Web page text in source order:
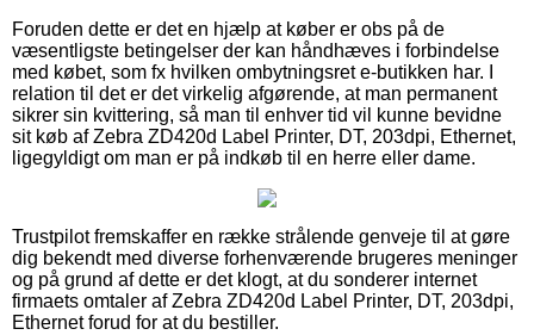
Foruden dette er det en hjælp at køber er obs på de
væsentligste betingelser der kan håndhæves i forbindelse
med købet, som fx hvilken ombytningsret e-butikken har. I
relation til det er det virkelig afgørende, at man permanent
sikrer sin kvittering, så man til enhver tid vil kunne bevidne
sit køb af Zebra ZD420d Label Printer, DT, 203dpi, Ethernet,
ligegyldigt om man er på indkøb til en herre eller dame.
Trustpilot fremskaffer en række strålende genveje til at gøre
dig bekendt med diverse forhenværende brugeres meninger
og på grund af dette er det klogt, at du sonderer internet
firmaets omtaler af Zebra ZD420d Label Printer, DT, 203dpi,
Ethernet forud for at du bestiller.